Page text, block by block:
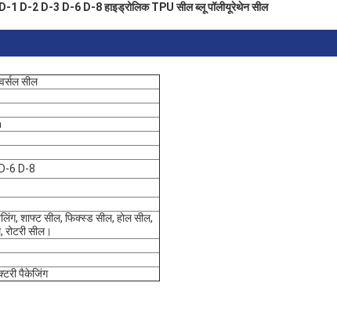
D-2 D-3 D-6 D-8 हाइड्रोलिक TPU सील ब्लू पॉलीयूरेथेन सील
सील
6 D-8
शाफ्ट सील, फिक्स्ड सील, होल सील,
सील।
पैकेजिंग